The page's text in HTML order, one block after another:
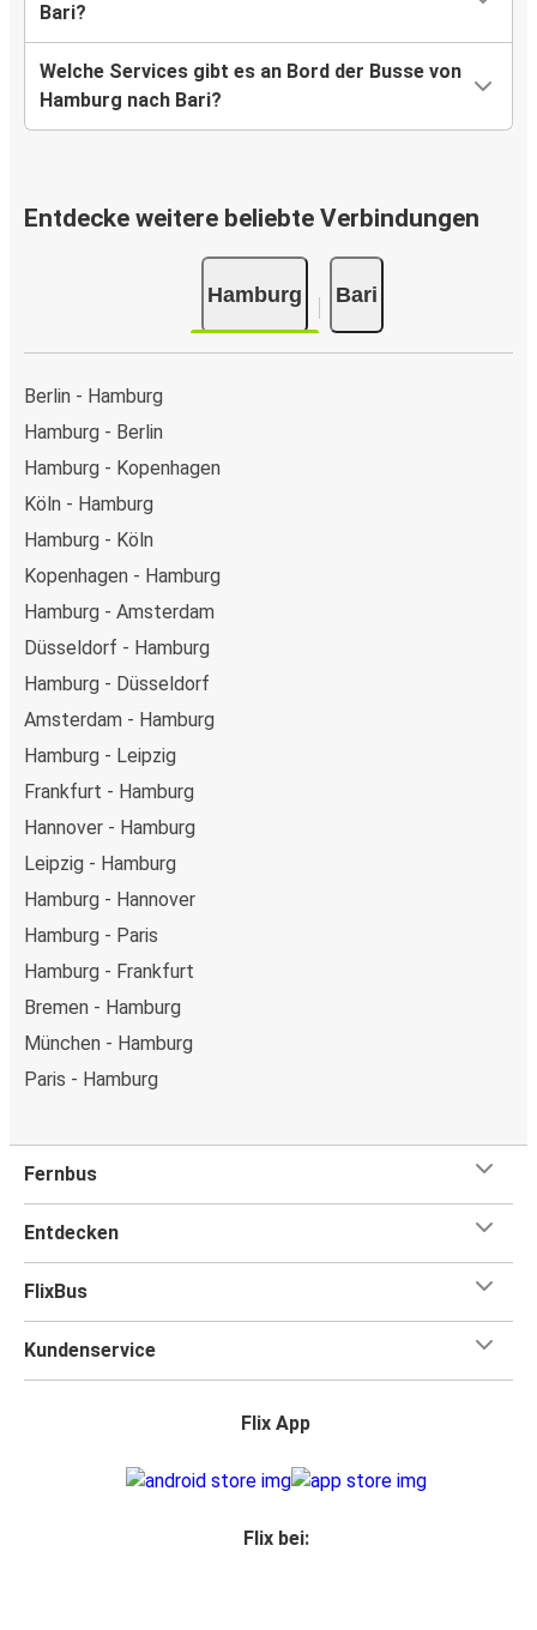
Bari?
Welche Services gibt es an Bord der Busse von
Hamburg nach Bari?
Entdecke weitere beliebte Verbindungen
Hamburg Bari
Berlin - Hamburg
Hamburg - Berlin
Hamburg - Kopenhagen
Köln - Hamburg
Hamburg - Köln
Kopenhagen - Hamburg
Hamburg - Amsterdam
Düsseldorf - Hamburg
Hamburg - Düsseldorf
Amsterdam - Hamburg
Hamburg - Leipzig
Frankfurt - Hamburg
Hannover - Hamburg
Leipzig - Hamburg
Hamburg - Hannover
Hamburg - Paris
Hamburg - Frankfurt
Bremen - Hamburg
München - Hamburg
Paris - Hamburg
Fernbus
Entdecken
FlixBus
Kundenservice
Flix App
Flix bei: